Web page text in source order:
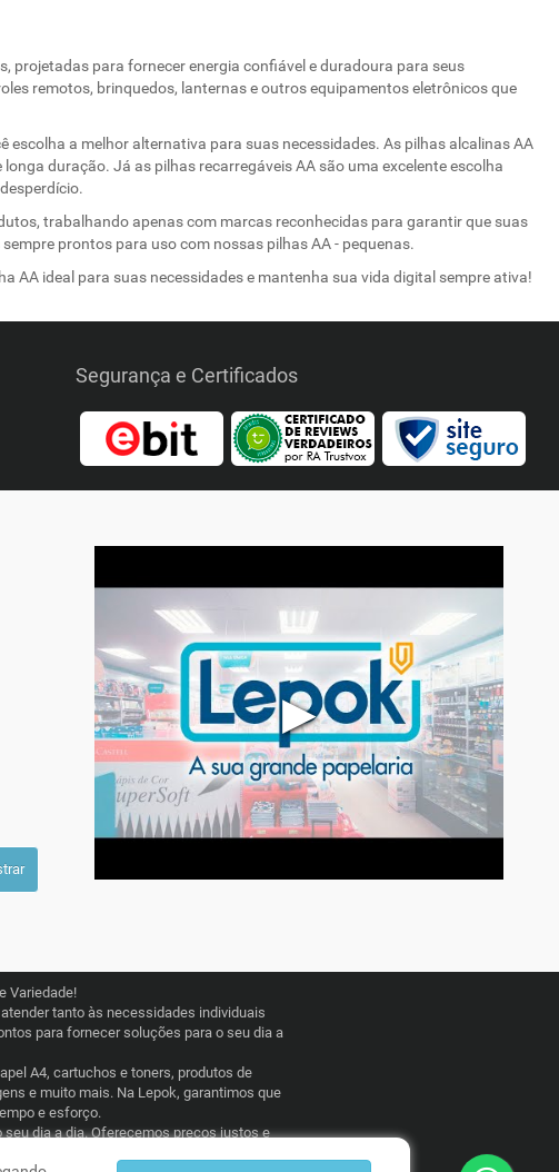
projetadas para fornecer energia confiável e duradoura para seus
remotos, brinquedos, lanternas e outros equipamentos eletrônicos que
a melhor alternativa para suas necessidades. As pilhas alcalinas AA
duração. Já as pilhas recarregáveis AA são uma excelente escolha
trabalhando apenas com marcas reconhecidas para garantir que suas
prontos para uso com nossas pilhas AA - pequenas.
AA ideal para suas necessidades e mantenha sua vida digital sempre ativa!
Segurança e Certificados
▶
Variedade!
tanto às necessidades individuais
para fornecer soluções para o seu dia a
A4, cartuchos e toners, produtos de
e muito mais. Na Lepok, garantimos que
e esforço.
dia a dia. Oferecemos preços justos e